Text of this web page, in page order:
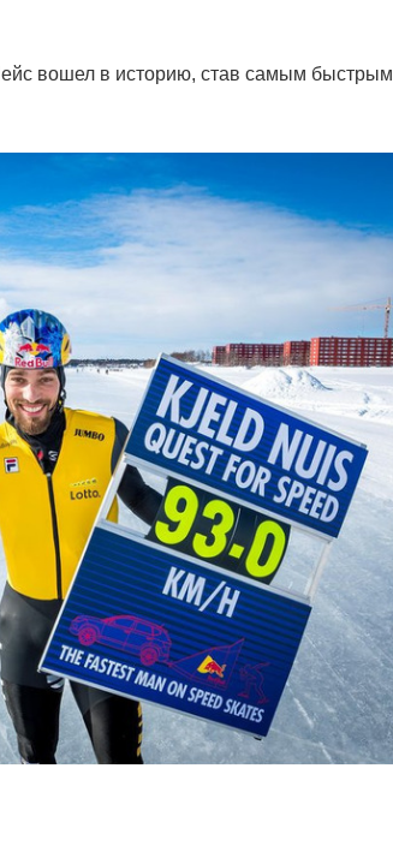
вошел в историю, став самым быстрым